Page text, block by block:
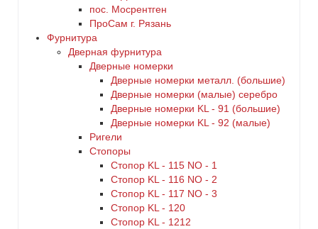
пос. Мосрентген
ПроСам г. Рязань
Фурнитура
Дверная фурнитура
Дверные номерки
Дверные номерки металл. (большие)
Дверные номерки (малые) серебро
Дверные номерки KL - 91 (большие)
Дверные номерки KL - 92 (малые)
Ригели
Стопоры
Стопор KL - 115 NO - 1
Стопор KL - 116 NO - 2
Стопор KL - 117 NO - 3
Стопор KL - 120
Стопор KL - 1212